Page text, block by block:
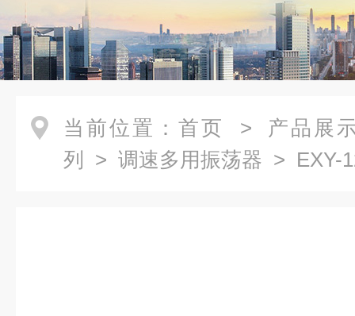
当前位置： 首页 > 产品展
列
> 调速多用振荡器 > EXY-